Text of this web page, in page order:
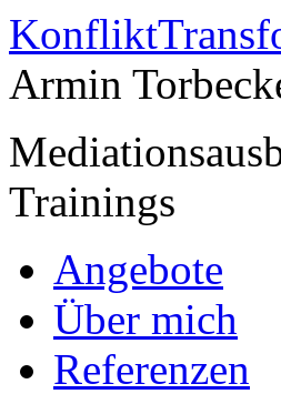
Armin
Trainings
Angebote
Über mich
Referenzen